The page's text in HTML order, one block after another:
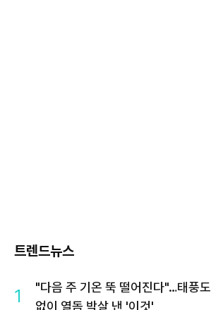
트렌드뉴스
1
"다음 주 기온 뚝 떨어진다"…태풍도
없이 열돔 박살 낸 '이것'